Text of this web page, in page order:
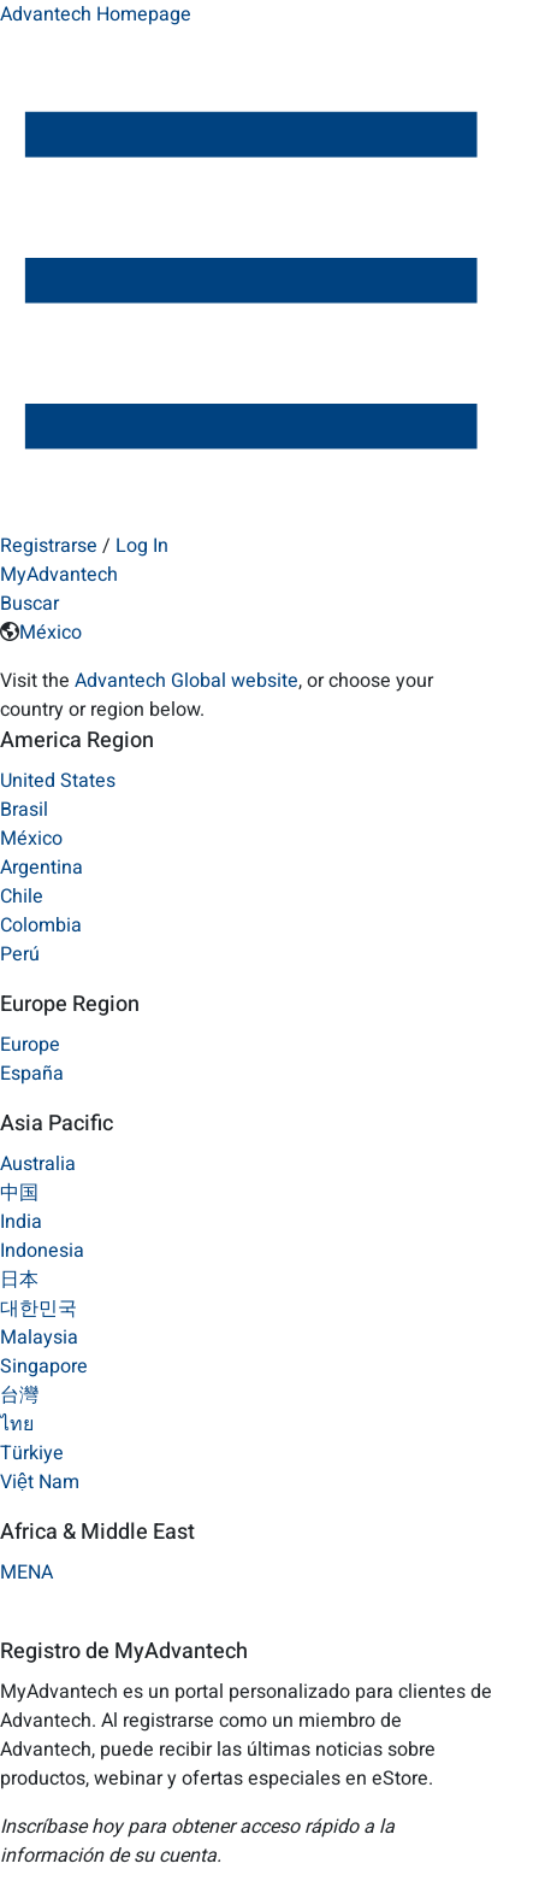
Advantech Homepage
Registrarse / Log In
MyAdvantech
Buscar
México
Visit the Advantech Global website, or choose your
country or region below.
America Region
United States
Brasil
México
Argentina
Chile
Colombia
Perú
Europe Region
Europe
España
Asia Pacific
Australia
中国
India
Indonesia
日本
대한민국
Malaysia
Singapore
台灣
ไทย
Türkiye
Việt Nam
Africa & Middle East
MENA
Registro de MyAdvantech
MyAdvantech es un portal personalizado para clientes de
Advantech. Al registrarse como un miembro de
Advantech, puede recibir las últimas noticias sobre
productos, webinar y ofertas especiales en eStore.
Inscríbase hoy para obtener acceso rápido a la
información de su cuenta.